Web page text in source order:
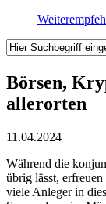
Börsen,
allerorten
11.04.2024
Während die
übrig lässt, erfreuen
viele Anleger in